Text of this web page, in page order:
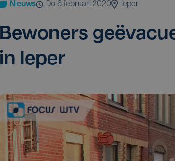
Nieuws do 6 februari 2020 Ieper
Bewo­ners
in Ieper